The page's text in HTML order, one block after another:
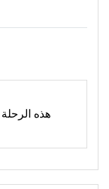
هنا، الحياة هنا أبطأ
شيانغ ماي قصيرة،
تتوسط هذه المدينة
ليست مكاناً كبيراً،
هذه